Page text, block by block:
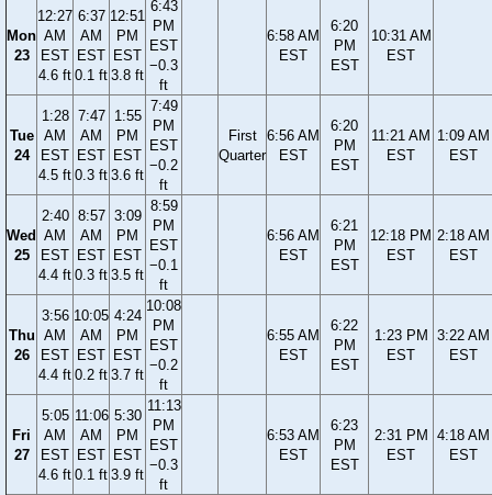
Mon
23
12:27
AM
EST
4.6 ft
6:37
AM
EST
0.1 ft
12:51
PM
EST
3.8 ft
6:43
PM
EST
−0.3
ft
6:58 AM
EST
6:20
PM
EST
10:31 AM
EST
Tue
24
1:28
AM
EST
4.5 ft
7:47
AM
EST
0.3 ft
1:55
PM
EST
3.6 ft
7:49
PM
EST
−0.2
ft
First
Quarter
6:56 AM
EST
6:20
PM
EST
11:21 AM
EST
1:09 AM
EST
Wed
25
2:40
AM
EST
4.4 ft
8:57
AM
EST
0.3 ft
3:09
PM
EST
3.5 ft
8:59
PM
EST
−0.1
ft
6:56 AM
EST
6:21
PM
EST
12:18 PM
EST
2:18 AM
EST
Thu
26
3:56
AM
EST
4.4 ft
10:05
AM
EST
0.2 ft
4:24
PM
EST
3.7 ft
10:08
PM
EST
−0.2
ft
6:55 AM
EST
6:22
PM
EST
1:23 PM
EST
3:22 AM
EST
Fri
27
5:05
AM
EST
4.6 ft
11:06
AM
EST
0.1 ft
5:30
PM
EST
3.9 ft
11:13
PM
EST
−0.3
ft
6:53 AM
EST
6:23
PM
EST
2:31 PM
EST
4:18 AM
EST